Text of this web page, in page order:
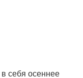
себя осеннее